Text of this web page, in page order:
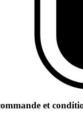
et